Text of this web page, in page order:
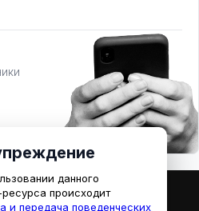
данного
ресурса происходит
и передача поведенческих